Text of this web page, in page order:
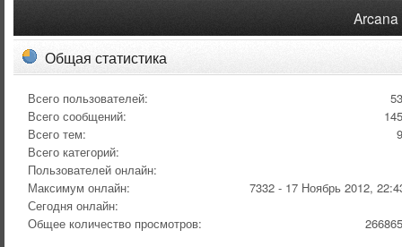
Arcana
Общая статистика
Всего пользователей:
Всего сообщений:
Всего тем:
Всего категорий:
Пользователей онлайн:
Максимум онлайн:
7332 - 17 Ноябрь 2012,
Сегодня онлайн:
Общее количество просмотров: